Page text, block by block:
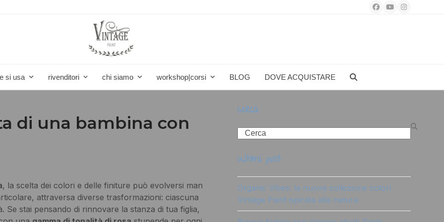
Facebook
YouTubeInstagram
si usa rivenditori chi siamo workshop|corsi BLOG DOVE ACQUISTARE
di una bambina con
, la scelta dei colori e delle finiture può evolversi man
attraversa diverse trasformazioni: ciascuna
stai pensando di rinnovare la stanza di tua figlia,
cerca
Search
ultimi post
Organic Vibes: la nuova collezione colori
Vintage Paint ispirata alla natura